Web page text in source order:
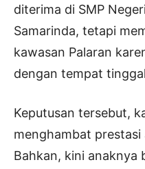
diterima di SMP
Samarinda, tetapi
kawasan Palaran
dengan tempat
Keputusan tersebut,
menghambat prestasi
Bahkan, kini anaknya